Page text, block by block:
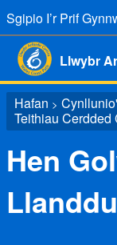
Sgipio I’r Prif
Llwybr
Hafan >
Teithiau Cerdded
Hen